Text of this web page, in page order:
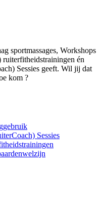
sportmassages, Workshops
én
Sessies geeft. Wil jij dat
kom ?
Sessies